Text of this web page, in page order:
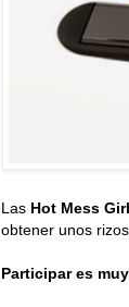
Las Hot Mess
obtener unos
Participar es